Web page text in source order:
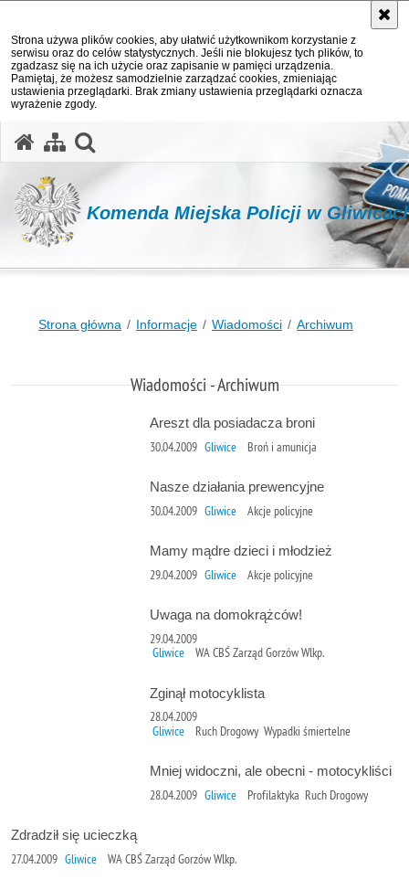
Strona używa plików cookies, aby ułatwić użytkownikom korzystanie z
serwisu oraz do celów statystycznych. Jeśli nie blokujesz tych plików, to
zgadzasz się na ich użycie oraz zapisanie w pamięci urządzenia.
Pamiętaj, że możesz samodzielnie zarządzać cookies, zmieniając
ustawienia przeglądarki. Brak zmiany ustawienia przeglądarki oznacza
wyrażenie zgody.
Komenda Miejska Policji w
Strona główna Informacje Wiadomości Archiwum
Wiadomości - Archiwum
Areszt dla posiadacza broni
30.04.2009 Gliwice Broń i amunicja
Nasze działania prewencyjne
30.04.2009 Gliwice Akcje policyjne
Mamy mądre dzieci i młodzież
29.04.2009 Gliwice Akcje policyjne
Uwaga na domokrążców!
29.04.2009
Gliwice WA CBŚ Zarząd Gorzów Wlkp.
Zginął motocyklista
28.04.2009
Gliwice Ruch Drogowy Wypadki śmiertelne
Mniej widoczni, ale obecni - motocykliści
28.04.2009 Gliwice Profilaktyka Ruch Drogowy
Zdradził się ucieczką
27.04.2009 Gliwice WA CBŚ Zarząd Gorzów Wlkp.